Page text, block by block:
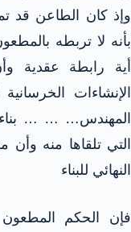
وإذ كان الطاعن قد
بأنه لا تربطه
أية رابطة عقدية
الإنشاءات
المهندس… … … بناء
التي تلقاها منه
النهائي للبناء
فإن الحكم